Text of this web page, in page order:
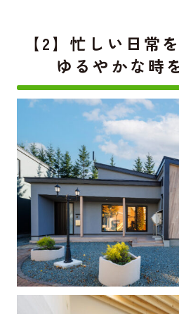
【2】忙しい日常
ゆるやかな時